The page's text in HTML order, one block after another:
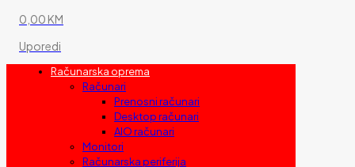
0,00 KM
Uporedi
Računarska oprema
Računari
Prenosni računari
Desktop računari
AIO računari
Monitori
Računarska periferija